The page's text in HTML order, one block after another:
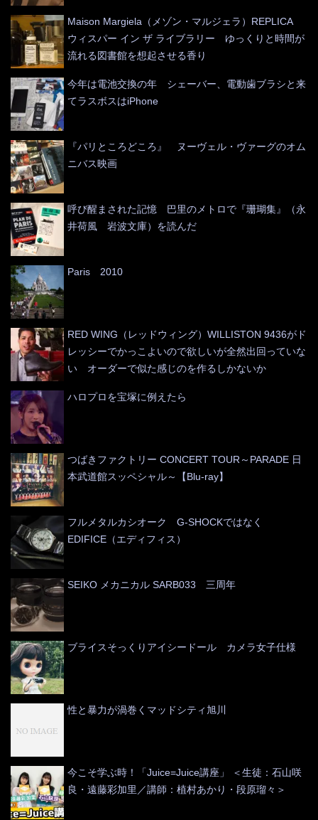
Maison Margiela（メゾン・マルジェラ）REPLICA
ウィスパー イン ザ ライブラリー ゆっくりと時間が
流れる図書館を想起させる香り
今年は電池交換の年 シェーバー、電動歯ブラシと来
てラスボスはiPhone
『パリところどころ』 ヌーヴェル・ヴァーグのオム
ニバス映画
呼び醒まされた記憶 巴里のメトロで『珊瑚集』（永
井荷風 岩波文庫）を読んだ
Paris 2010
RED WING（レッドウィング）WILLISTON 9436がド
レッシーでかっこよいので欲しいが全然出回っていな
い オーダーで似た感じのを作るしかないか
ハロプロを宝塚に例えたら
つばきファクトリー CONCERT TOUR～PARADE 日
本武道館スッペシャル～【Blu-ray】
フルメタルカシオーク G-SHOCKではなく
EDIFICE（エディフィス）
SEIKO メカニカル SARB033 三周年
ブライスそっくりアイシードール カメラ女子仕様
性と暴力が渦巻くマッドシティ旭川
今こそ学ぶ時！「Juice=Juice講座」 ＜生徒：石山咲
良・遠藤彩加里／講師：植村あかり・段原瑠々＞